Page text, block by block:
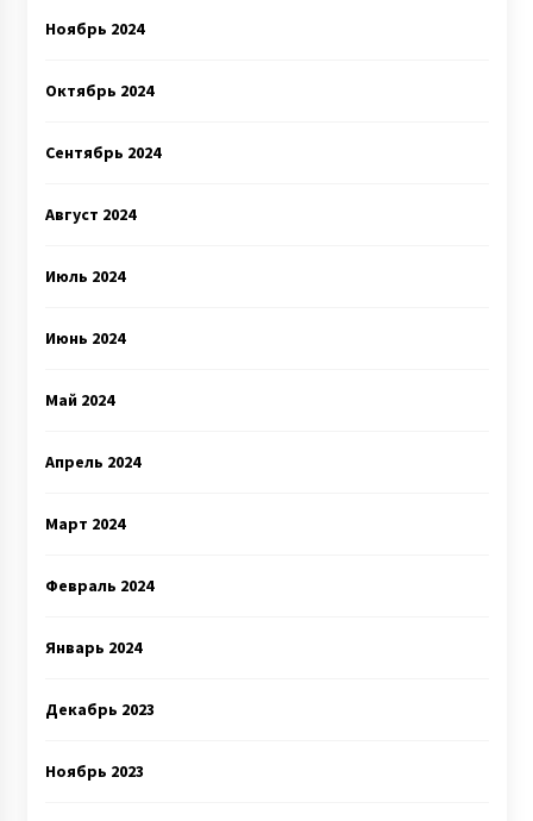
Ноябрь 2024
Октябрь 2024
Сентябрь 2024
Август 2024
Июль 2024
Июнь 2024
Май 2024
Апрель 2024
Март 2024
Февраль 2024
Январь 2024
Декабрь 2023
Ноябрь 2023